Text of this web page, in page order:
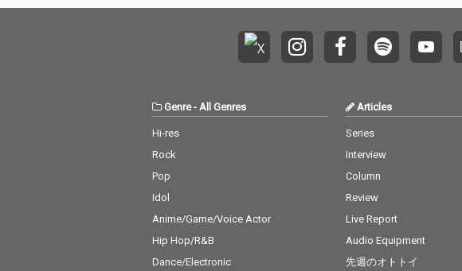
Genre- All Genres
Hi-res
Rock
Pop
Idol
Anime/Game/Voice Actor
Hip Hop/R&B
Dance/Electronic
Articles
Series
Interview
Column
Review
Live Report
Audio Equipment
先週のオトトイ